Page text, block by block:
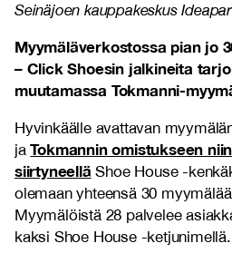
Seinäjoen kauppakeskus
Myymäläverkostossa pian jo
– Click Shoesin jalkineita
muutamassa Tokmanni-
Hyvinkäälle avattavan
jaTokmannin omistukseen
siirtyneellä Shoe House -
olemaan yhteensä 30
Myymälöistä 28 palvelee
kaksi Shoe House -ketjunimellä.